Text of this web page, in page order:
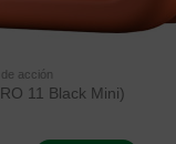
acción
11 Black Mini)